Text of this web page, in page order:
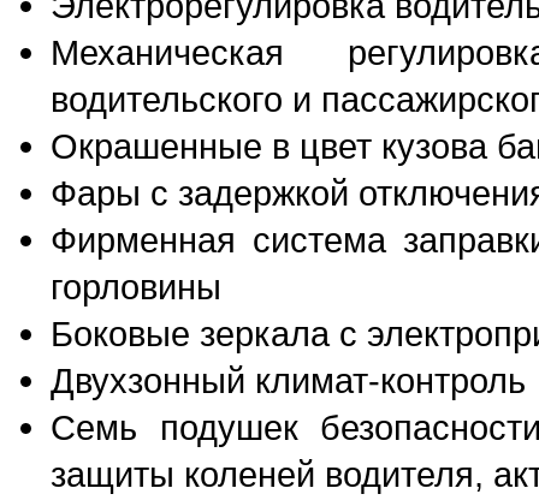
Механическая
водительского и
Окрашенные в цвет кузова
Фары с задержкой
Фирменная система
горловины
Боковые зеркала с
Двухзонный климат-контроль
Семь подушек
защиты коленей водителя,